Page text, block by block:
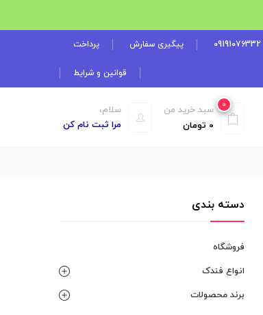
پیگیری سفارش پرداخت
قوانین و شرایط
سلام،
مرا ثبت نام کن
0
سبد خرید من
0 تومان
دسته بندی
فروشگاه
انواع فندک
برند محصولات